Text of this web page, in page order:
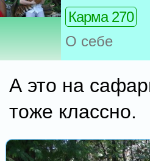
Карма 270
О себе
А это на
тоже классно.